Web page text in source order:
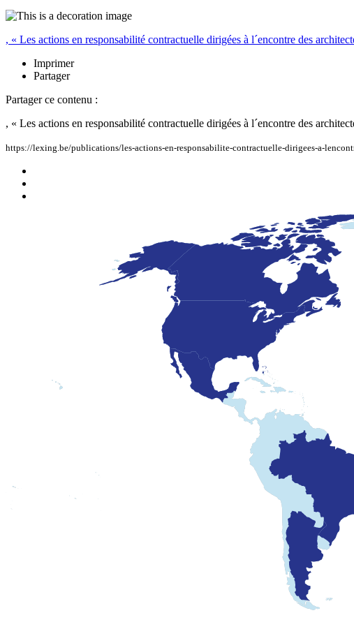
, « Les actions en responsabilité contractuelle dirigées à l´encontre des
Imprimer
Partager
Partager ce contenu :
, « Les actions en responsabilité contractuelle dirigées à l´encontre des
https://lexing.be/publications/les-actions-en-responsabilite-contractuelle-dirigees-a-